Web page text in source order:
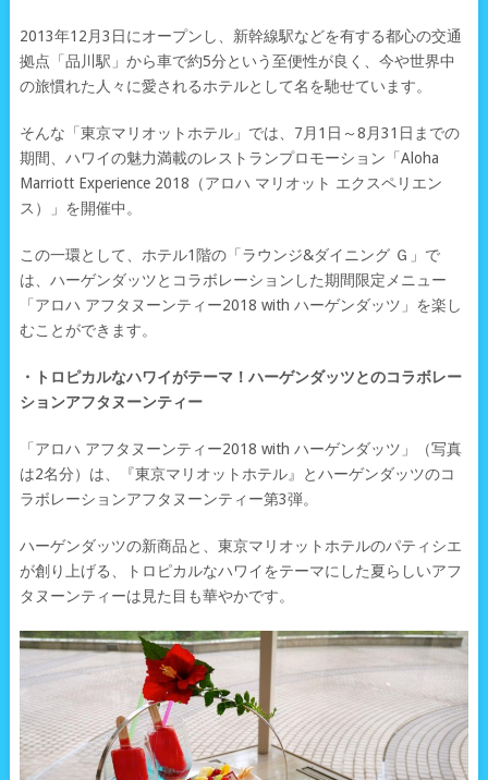
2013年12月3日にオープンし、新幹線駅などを有する都心の交通
拠点「品川駅」から車で約5分という至便性が良く、今や世界中
の旅慣れた人々に愛されるホテルとして名を馳せています。
そんな「東京マリオットホテル」では、7月1日～8月31日までの
期間、ハワイの魅力満載のレストランプロモーション「Aloha
Marriott Experience 2018（アロハ マリオット エクスペリエン
ス）」を開催中。
この一環として、ホテル1階の「ラウンジ&ダイニング Ｇ」で
は、ハーゲンダッツとコラボレーションした期間限定メニュー
「アロハ アフタヌーンティー2018 with ハーゲンダッツ」を楽し
むことができます。
・トロピカルなハワイがテーマ！ハーゲンダッツとのコラボレー
ションアフタヌーンティー
「アロハ アフタヌーンティー2018 with ハーゲンダッツ」（写真
は2名分）は、『東京マリオットホテル』とハーゲンダッツのコ
ラボレーションアフタヌーンティー第3弾。
ハーゲンダッツの新商品と、東京マリオットホテルのパティシエ
が創り上げる、トロピカルなハワイをテーマにした夏らしいアフ
タヌーンティーは見た目も華やかです。